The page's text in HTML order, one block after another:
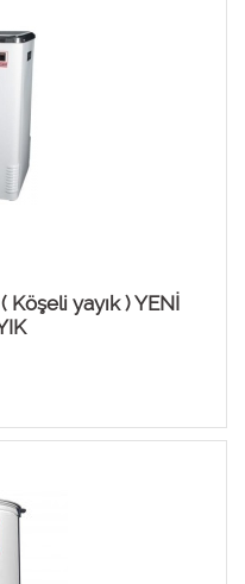
Köşeli yayık ) YENİ